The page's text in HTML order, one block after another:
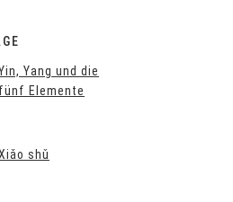
Yang und die
fünf Elemente
shǔ